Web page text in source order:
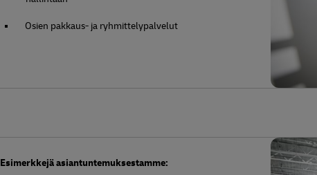
Osien pakkaus- ja ryhmittelypalvelut
Esimerkkejä asiantuntemuksestamme: